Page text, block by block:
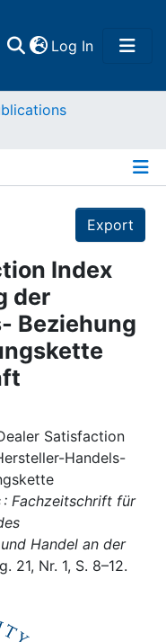
Log In(current)
Export
Index
der
Beziehung
Satisfaction
Handels-
: Fachzeitschrift für
Handel an der
21, Nr. 1, S. 8–12.